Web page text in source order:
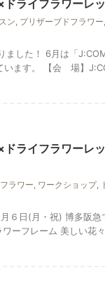
ライフラワーレ
ン プリザーブドフラワー
ました！ 6月は「
います。 【会 場】
ドライフラワーレ
ラワー ワークショップ,
６日(月・祝) 博多阪急
ーフレーム 美しい花